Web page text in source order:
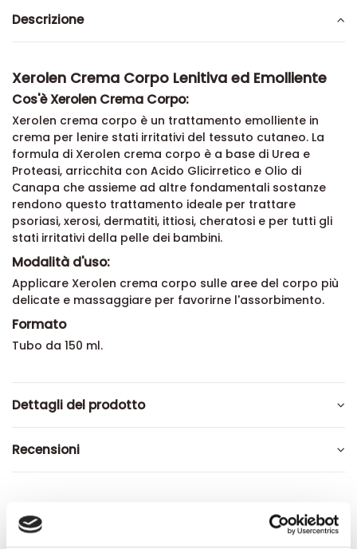
Descrizione
Xerolen Crema Corpo Lenitiva ed Emolliente
Cos'è Xerolen Crema Corpo:
Xerolen crema corpo è un trattamento emolliente in
crema per lenire stati irritativi del tessuto cutaneo. La
formula di Xerolen crema corpo è a base di Urea e
Proteasi, arricchita con Acido Glicirretico e Olio di
Canapa che assieme ad altre fondamentali sostanze
rendono questo trattamento ideale per trattare
psoriasi, xerosi, dermatiti, ittiosi, cheratosi e per tutti gli
stati irritativi della pelle dei bambini.
Modalità d'uso:
Applicare Xerolen crema corpo sulle aree del corpo più
delicate e massaggiare per favorirne l'assorbimento.
Formato
Tubo da 150 ml.
Dettagli del prodotto
Recensioni